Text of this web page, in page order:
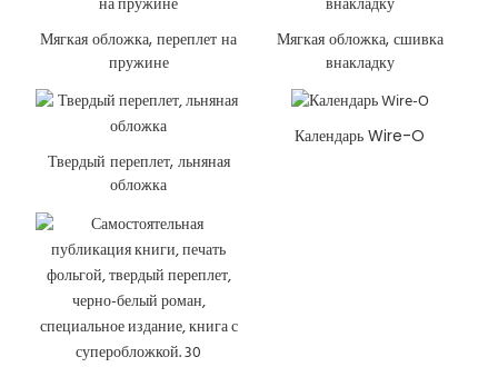
Мягкая обложка, переплет на
пружине
Мягкая обложка, сшивка
внакладку
Твердый переплет, льняная
обложка
Календарь Wire-O